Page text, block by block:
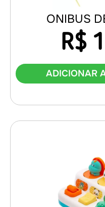
ONIBUS
R$
ADICIONAR